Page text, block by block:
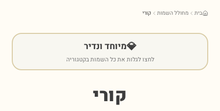
בית מחולל השמות קורי
💎מיוחד ונדיר
לחצו לגלות את כל השמות בקטגוריה
קורי